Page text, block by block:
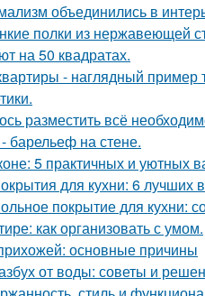
объединились в
полки из нержавеющей
на 50 квадратах.
- наглядный пример
разместить всё
барельеф на стене.
5 практичных и уютных
для кухни: 6 лучших
покрытие для кухни:
как организовать с умом.
основные причины
от воды: советы и